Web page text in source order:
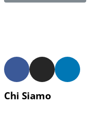
Chi Siamo